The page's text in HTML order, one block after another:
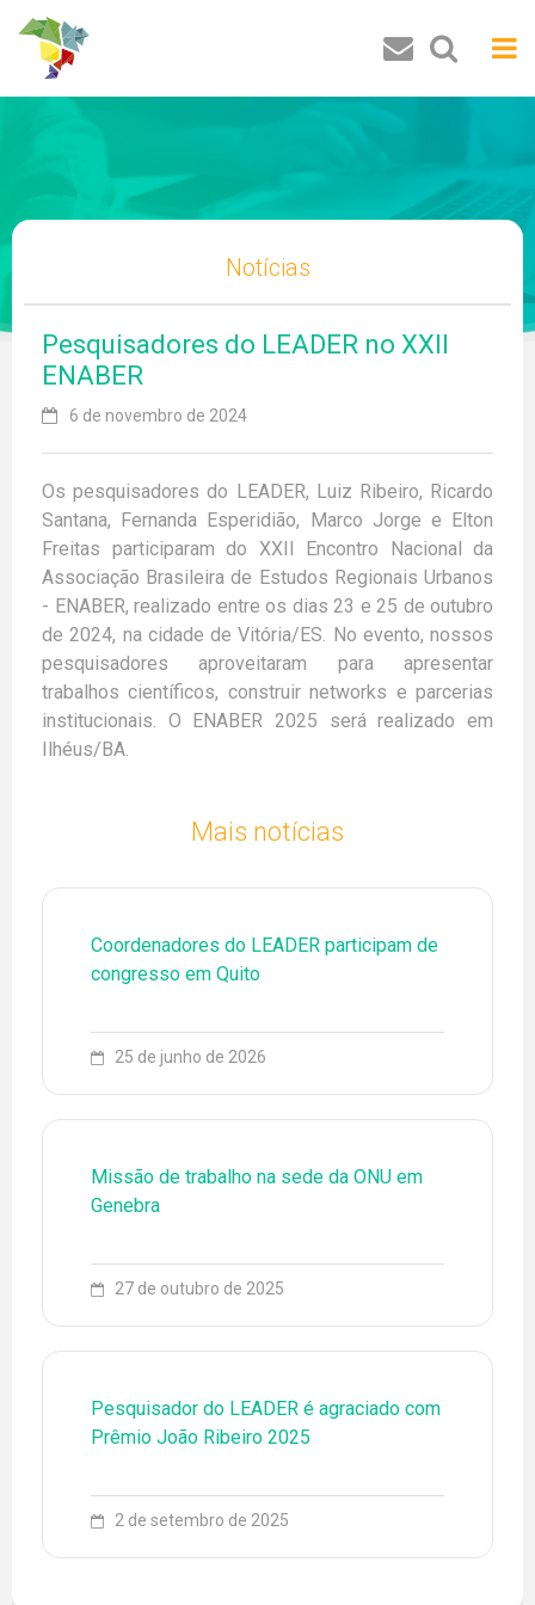
EQUIPE
FONTES DE PESQUISA
LEADER
Buscar
Notícias
Pesquisadores do LEADER no XXII
ENABER
6 de novembro de 2024
Os pesquisadores do LEADER, Luiz Ribeiro, Ricardo
Santana, Fernanda Esperidião, Marco Jorge e Elton
Freitas participaram do XXII Encontro Nacional da
Associação Brasileira de Estudos Regionais Urbanos
- ENABER, realizado entre os dias 23 e 25 de outubro
de 2024, na cidade de Vitória/ES. No evento, nossos
pesquisadores aproveitaram para apresentar
trabalhos científicos, construir networks e parcerias
institucionais. O ENABER 2025 será realizado em
Ilhéus/BA.
Mais notícias
Coordenadores do LEADER participam de
congresso em Quito
25 de junho de 2026
Missão de trabalho na sede da ONU em
Genebra
27 de outubro de 2025
Pesquisador do LEADER é agraciado com
Prêmio João Ribeiro 2025
2 de setembro de 2025